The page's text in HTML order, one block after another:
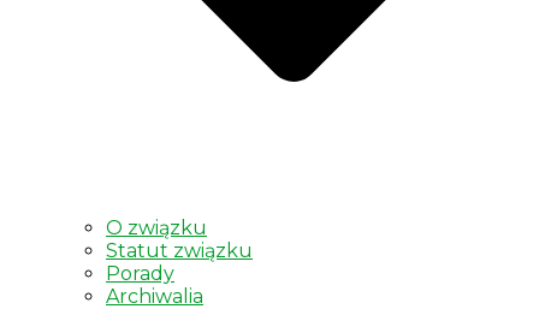
O związku
Statut związku
Porady
Archiwalia